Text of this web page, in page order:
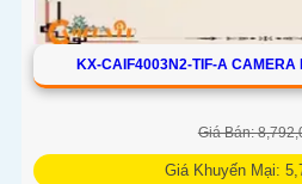
KX-CAIF4003N2-TIF-A CAMERA
Giá Bán:
Giá Khuyến Mại: